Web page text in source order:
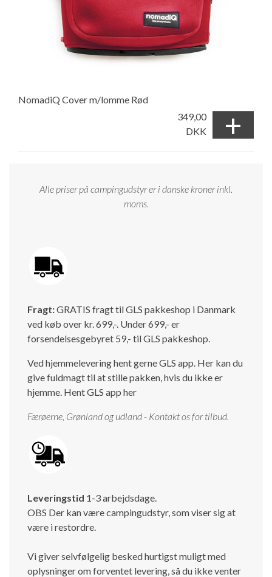
NomadiQ Cover m/lomme Rød
349,00
DKK
+
Alle priser på campingudstyr er i danske kroner inkl.
moms.
Fragt:GRATIS fragt til GLS pakkeshop i Danmark
ved køb over kr. 699,-. Under 699,- er
forsendelsesgebyret 59,- til GLS pakkeshop.
Ved hjemmelevering hent gerne GLS app. Her kan du
give fuldmagt til at stille pakken, hvis du ikke er
hjemme. Hent GLS app her
Færøerne, Grønland og udland - Kontakt os for tilbud.
Leveringstid 1-3 arbejdsdage.
OBS Der kan være campingudstyr, som viser sig at
være i restordre.
Vi giver selvfølgelig besked hurtigst muligt med
oplysninger om forventet levering, så du ikke venter